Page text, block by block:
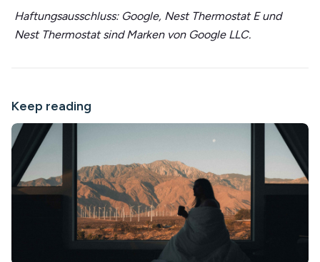
Haftungsausschluss: Google, Nest Thermostat E und
Nest Thermostat sind Marken von Google LLC.
Keep reading